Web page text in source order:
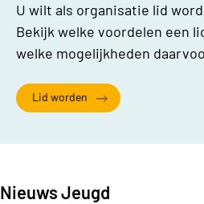
U wilt als organisatie lid
Bekijk welke voordelen een
welke mogelijkheden
Lid worden
Nieuws Jeugd